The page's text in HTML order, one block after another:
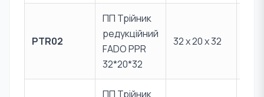
PTR02
ПП Трійник
редукційний
FADO PPR
32*20*32
32 х 20 х 32
ПП Трійник